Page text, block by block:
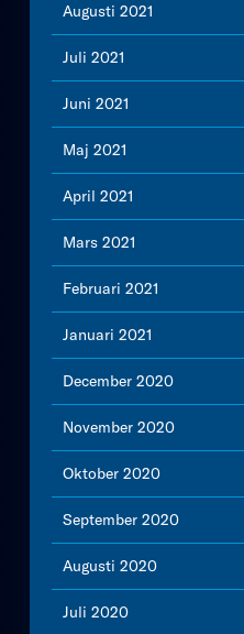
Augusti 2021
Juli 2021
Juni 2021
Maj 2021
April 2021
Mars 2021
Februari 2021
Januari 2021
December 2020
November 2020
Oktober 2020
September 2020
Augusti 2020
Juli 2020